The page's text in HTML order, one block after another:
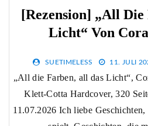
[Rezension] „All
Licht“ Von
SUETIMELESS 11. JULI
„All die Farben, all das Licht“, Cora Wucherer Herausgeber:
Klett-Cotta Hardcover, 320
11.07.2026 Ich liebe